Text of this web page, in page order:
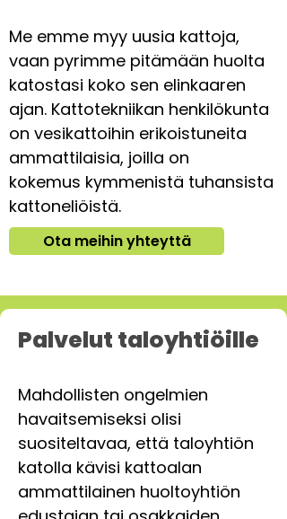
Me emme myy uusia kattoja,
vaan pyrimme pitämään huolta
katostasi koko sen elinkaaren
ajan. Kattotekniikan henkilökunta
on vesikattoihin erikoistuneita
ammattilaisia, joilla on
kokemus kymmenistä tuhansista
kattoneliöistä.
Ota meihin yhteyttä
Palvelut taloyhtiöille
Mahdollisten ongelmien
havaitsemiseksi olisi
suositeltavaa, että taloyhtiön
katolla kävisi kattoalan
ammattilainen huoltoyhtiön